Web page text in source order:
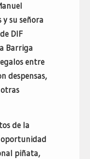
su señora
DIF
Barriga
entre
despensas,
de la
piñata,